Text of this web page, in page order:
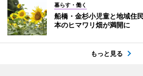
暮らす・働く
船橋・金杉小児童と地域住
本のヒマワリ畑が満開に
もっと見る